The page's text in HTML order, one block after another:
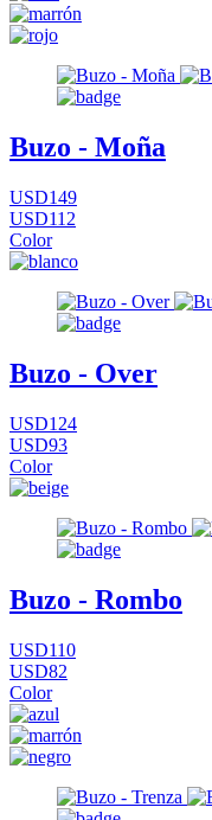
Buzo - Moña
USD149
USD112
Color
Buzo - Over
USD124
USD93
Color
Buzo - Rombo
USD110
USD82
Color